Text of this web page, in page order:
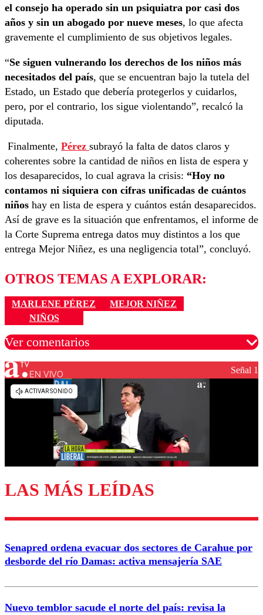
el consejo ha operado sin un psiquiatra por casi dos
años y sin un abogado por nueve meses, lo que afecta
gravemente el cumplimiento de sus objetivos legales.
“Se siguen vulnerando los derechos de los niños más
necesitados del país, que se encuentran bajo la tutela del
Estado, un Estado que debería protegerlos y cuidarlos,
pero, por el contrario, los sigue violentando”, recalcó la
diputada.
Finalmente, Pérez subrayó la falta de datos claros y
coherentes sobre la cantidad de niños en lista de espera y
los desaparecidos, lo cual agrava la crisis: “Hoy no
contamos ni siquiera con cifras unificadas de cuántos
niños hay en lista de espera y cuántos están desaparecidos.
Así de grave es la situación que enfrentamos, el informe de
la Corte Suprema entrega datos muy distintos a los que
entrega Mejor Niñez, es una negligencia total”, concluyó.
OTROS TEMAS A EXPLORAR:
MARLENE PÉREZ
MEJOR NIÑEZ
NIÑOS
Ver comentarios
Los comentarios son moderados para garantizar un
diálogo respetuoso.
Enviar comentario
EN VIVO Señal 1
LAS MÁS LEÍDAS
Senapred ordena evacuar dos sectores de Carahue por
desborde del río Damas: activa mensajería SAE
Nuevo temblor sacude el norte del país: revisa la